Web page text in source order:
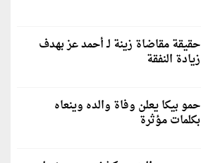
حقيقة مقاضاة زينة لـ أحمد عز بهدف
زيادة النفقة
حمو بيكا يعلن وفاة والده وينعاه
بكلمات مؤثرة